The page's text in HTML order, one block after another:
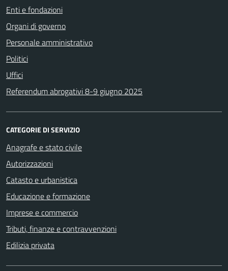
Enti e fondazioni
Organi di governo
Personale amministrativo
Politici
Uffici
Referendum abrogativi 8-9 giugno 2025
CATEGORIE DI SERVIZIO
Anagrafe e stato civile
Autorizzazioni
Catasto e urbanistica
Educazione e formazione
Imprese e commercio
Tributi, finanze e contravvenzioni
Edilizia privata